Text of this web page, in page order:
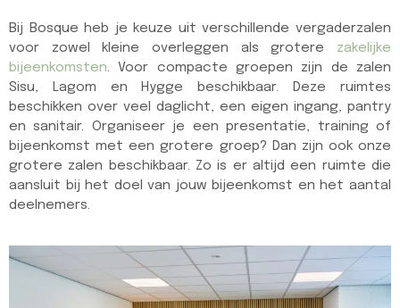
Bij Bosque heb je keuze uit verschillende vergaderzalen
voor zowel kleine overleggen als grotere zakelijke
bijeenkomsten. Voor compacte groepen zijn de zalen
Sisu, Lagom en Hygge beschikbaar. Deze ruimtes
beschikken over veel daglicht, een eigen ingang, pantry
en sanitair. Organiseer je een presentatie, training of
bijeenkomst met een grotere groep? Dan zijn ook onze
grotere zalen beschikbaar. Zo is er altijd een ruimte die
aansluit bij het doel van jouw bijeenkomst en het aantal
deelnemers.